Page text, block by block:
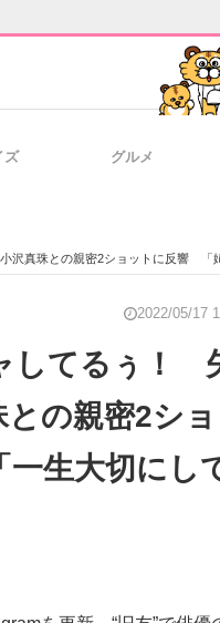
製品の総合サイト IT
ズ グルメ
沢真珠との親密2ショットに反響 「
2022/05/17
してるぅ！
との親密2シ
生大切にし